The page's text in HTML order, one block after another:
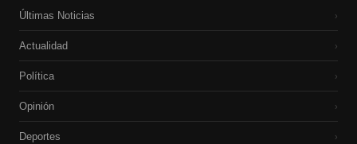
Últimas Noticias ›
Actualidad ›
Política ›
Opinión ›
Deportes ›